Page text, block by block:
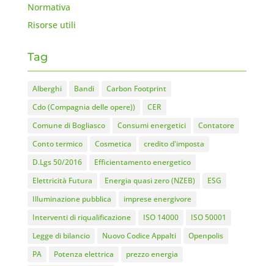
Normativa
Risorse utili
Tag
Alberghi Bandi
Carbon Footprint
Cdo (Compagnia delle opere))
CER
Comune di Bogliasco
Consumi energetici
Contatore
Conto termico
Cosmetica
credito d'imposta
D.Lgs 50/2016
Efficientamento energetico
Elettricità Futura
Energia quasi zero (NZEB)
ESG
Illuminazione pubblica
imprese energivore
Interventi di riqualificazione
ISO 14000
ISO 50001
Legge di bilancio
Nuovo Codice Appalti
Openpolis
PA
Potenza elettrica
prezzo energia